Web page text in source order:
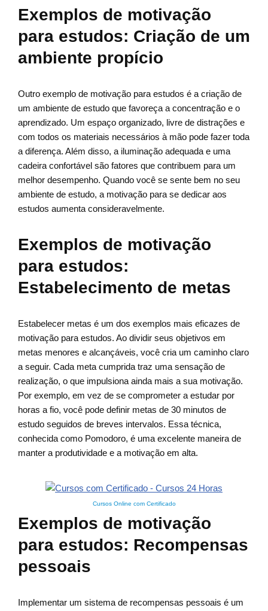
Exemplos de motivação
para estudos: Criação de um
ambiente propício
Outro exemplo de motivação para estudos é a criação de
um ambiente de estudo que favoreça a concentração e o
aprendizado. Um espaço organizado, livre de distrações e
com todos os materiais necessários à mão pode fazer toda
a diferença. Além disso, a iluminação adequada e uma
cadeira confortável são fatores que contribuem para um
melhor desempenho. Quando você se sente bem no seu
ambiente de estudo, a motivação para se dedicar aos
estudos aumenta consideravelmente.
Exemplos de motivação
para estudos:
Estabelecimento de metas
Estabelecer metas é um dos exemplos mais eficazes de
motivação para estudos. Ao dividir seus objetivos em
metas menores e alcançáveis, você cria um caminho claro
a seguir. Cada meta cumprida traz uma sensação de
realização, o que impulsiona ainda mais a sua motivação.
Por exemplo, em vez de se comprometer a estudar por
horas a fio, você pode definir metas de 30 minutos de
estudo seguidos de breves intervalos. Essa técnica,
conhecida como Pomodoro, é uma excelente maneira de
manter a produtividade e a motivação em alta.
Cursos Online com Certificado
Exemplos de motivação
para estudos: Recompensas
pessoais
Implementar um sistema de recompensas pessoais é um